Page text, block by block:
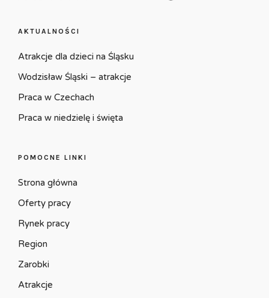
AKTUALNOŚCI
Atrakcje dla dzieci na Śląsku
Wodzisław Śląski – atrakcje
Praca w Czechach
Praca w niedzielę i święta
POMOCNE LINKI
Strona główna
Oferty pracy
Rynek pracy
Region
Zarobki
Atrakcje